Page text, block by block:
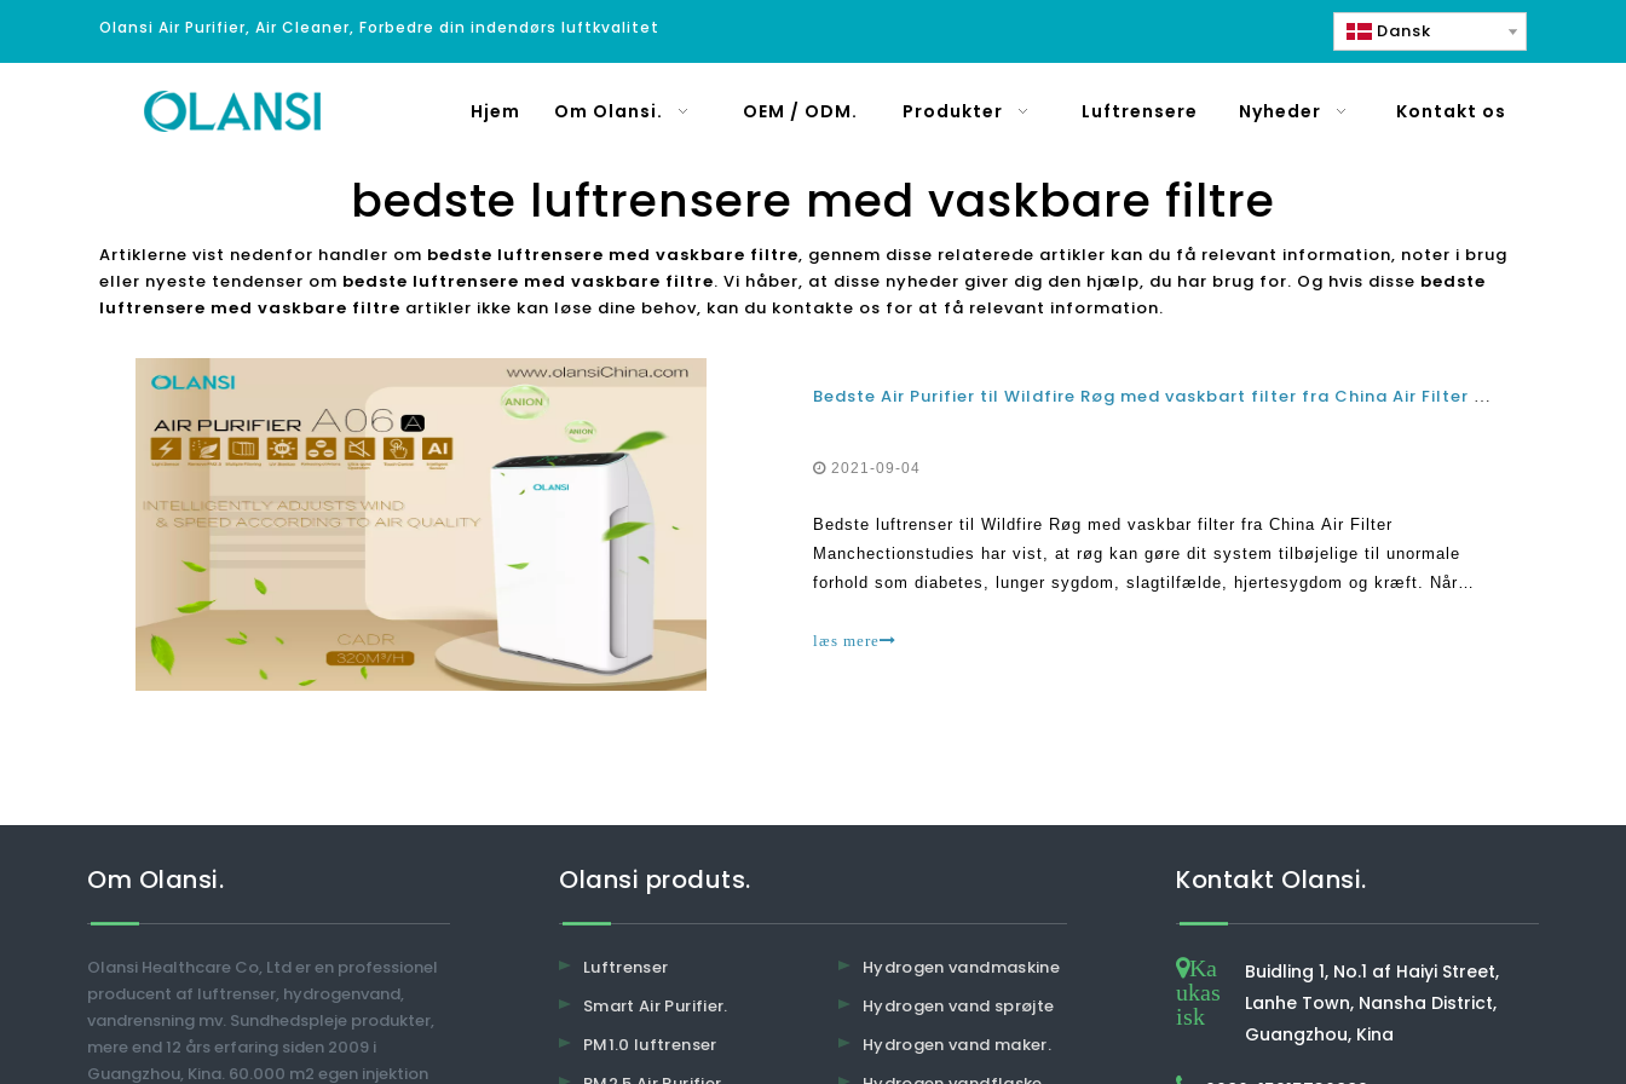
Olansi Air Purifier, Air Cleaner, Forbedre din indendørs luftkvalitet Dansk
Hjem Om Olansi. OEM / ODM. Produkter Luftrensere Nyheder Kontakt os
bedste luftrensere med vaskbare filtre
Artiklerne vist nedenfor handler om bedste luftrensere med vaskbare filtre, gennem disse relaterede artikler kan du få relevant information, noter i brug
eller nyeste tendenser om bedste luftrensere med vaskbare filtre. Vi håber, at disse nyheder giver dig den hjælp, du har brug for. Og hvis disse bedste
luftrensere med vaskbare filtre artikler ikke kan løse dine behov, kan du kontakte os for at få relevant information.
Bedste Air Purifier til Wildfire Røg med vaskbart filter fra China Air Filter Producent
2021-09-04
Bedste luftrenser til Wildfire Røg med vaskbar filter fra China Air Filter
Manchectionstudies har vist, at røg kan gøre dit system tilbøjelige til unormale
forhold som diabetes, lunger sygdom, slagtilfælde, hjertesygdom og kræft. Når
læs mere
Om Olansi.
Olansi Healthcare Co, Ltd er en professionel
producent af luftrenser, hydrogenvand,
vandrensning mv. Sundhedspleje produkter,
mere end 12 års erfaring siden 2009 i
Guangzhou, Kina. 60.000 m2 egen injektion
Olansi produts.
Luftrenser
Smart Air Purifier.
PM1.0 luftrenser
Hydrogen vandmaskine
Hydrogen vand sprøjte
Hydrogen vand maker.
Kontakt Olansi.
Ka
ukas
isk
Buidling 1, No.1 af Haiyi Street,
Lanhe Town, Nansha District,
Guangzhou, Kina